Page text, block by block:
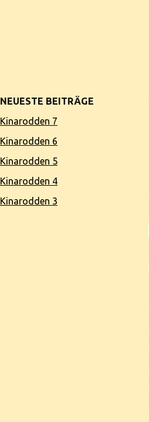
NEUESTE BEITRÄGE
Kinarodden 7
Kinarodden 6
Kinarodden 5
Kinarodden 4
Kinarodden 3